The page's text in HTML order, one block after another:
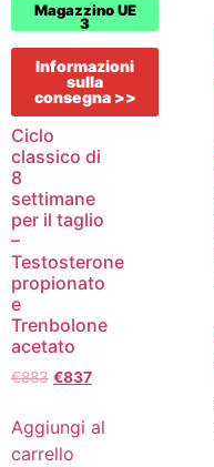
Magazzino UE
3
Informazioni
sulla
consegna >>
Ciclo
classico di
8
settimane
per il taglio
–
Testosterone
propionato
e
Trenbolone
acetato
€883 €837
Aggiungi al
carrello